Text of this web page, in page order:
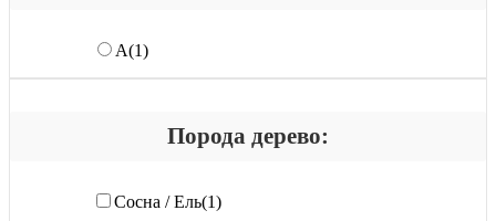
А(1)
Порода дерево:
Сосна / Ель(1)